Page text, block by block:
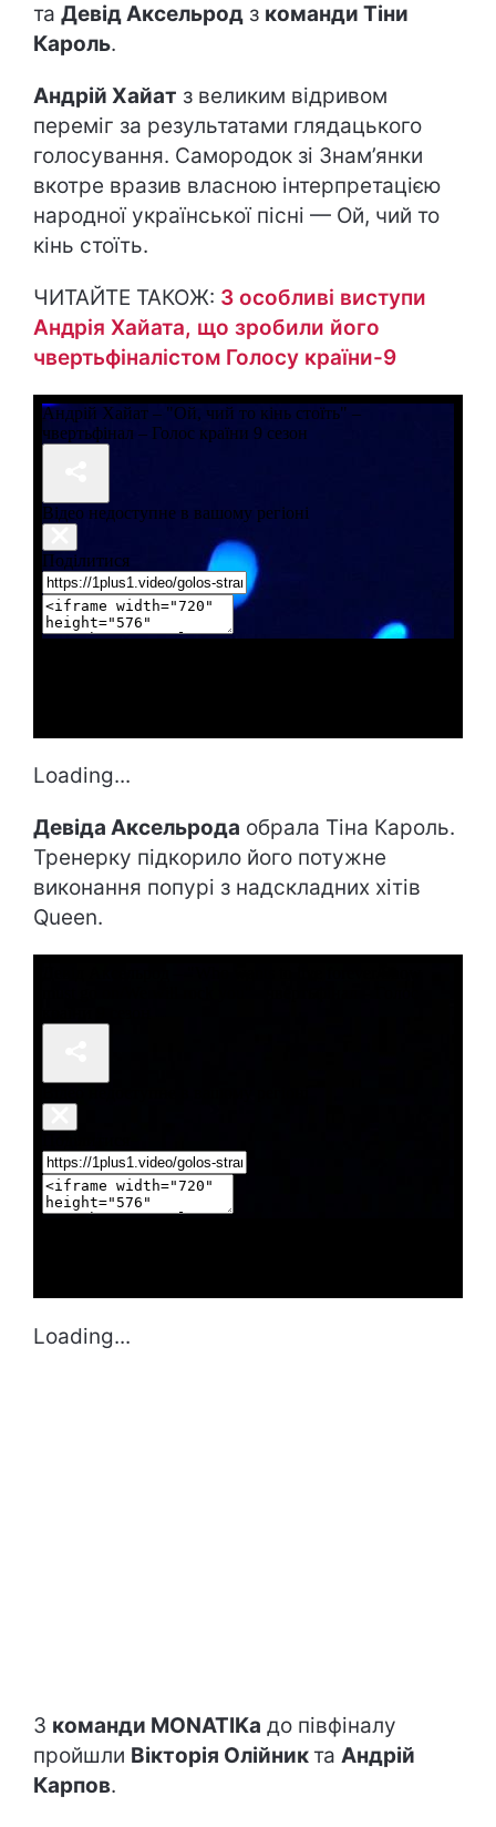
та Девід Аксельрод з команди Тіни
Кароль.
Андрій Хайат з великим відривом
переміг за результатами глядацького
голосування. Самородок зі Знам’янки
вкотре вразив власною інтерпретацією
народної української пісні — Ой, чий то
кінь стоїть.
ЧИТАЙТЕ ТАКОЖ: 3 особливі виступи
Андрія Хайата, що зробили його
чвертьфіналістом Голосу країни-9
Loading...
Девіда Аксельрода обрала Тіна Кароль.
Тренерку підкорило його потужне
виконання попурі з надскладних хітів
Queen.
Loading...
З команди MONATIKa до півфіналу
пройшли Вікторія Олійникта Андрій
Карпов.